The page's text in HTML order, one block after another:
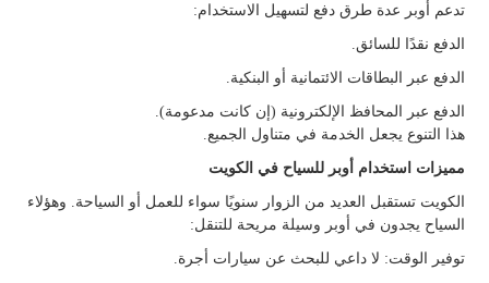
تدعم أوبر عدة طرق دفع لتسهيل الاستخدام:
الدفع نقدًا للسائق.
الدفع عبر البطاقات الائتمانية أو البنكية.
الدفع عبر المحافظ الإلكترونية (إن كانت مدعومة).
هذا التنوع يجعل الخدمة في متناول الجميع.
مميزات استخدام أوبر للسياح في الكويت
الكويت تستقبل العديد من الزوار سنويًا سواء للعمل أو السياحة. وهؤلاء
السياح يجدون في أوبر وسيلة مريحة للتنقل:
توفير الوقت: لا داعي للبحث عن سيارات أجرة.